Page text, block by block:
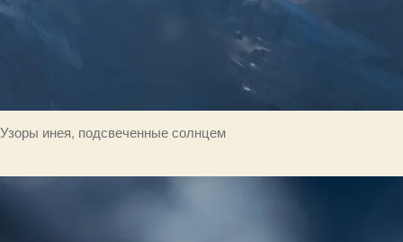
Узоры инея, подсвеченные солнцем